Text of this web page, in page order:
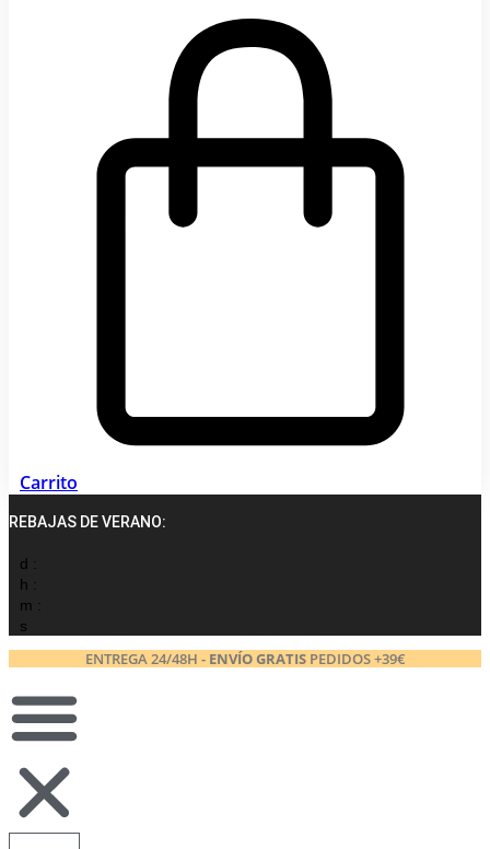
Carrito
REBAJAS DE VERANO:
d :
h :
m :
s
ENTREGA 24/48H - ENVÍO GRATISPEDIDOS +39€